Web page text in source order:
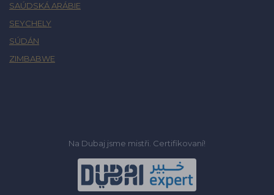
SAÚDSKÁ ARÁBIE
SEYCHELY
SÚDÁN
ZIMBABWE
Na Dubaj jsme mistři. Certifikovaní!